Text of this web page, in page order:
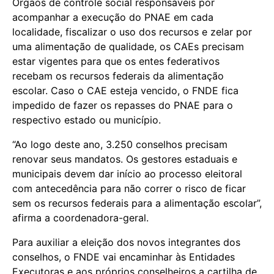
Órgãos de controle social responsáveis por
acompanhar a execução do PNAE em cada
localidade, fiscalizar o uso dos recursos e zelar por
uma alimentação de qualidade, os CAEs precisam
estar vigentes para que os entes federativos
recebam os recursos federais da alimentação
escolar. Caso o CAE esteja vencido, o FNDE fica
impedido de fazer os repasses do PNAE para o
respectivo estado ou município.
“Ao logo deste ano, 3.250 conselhos precisam
renovar seus mandatos. Os gestores estaduais e
municipais devem dar início ao processo eleitoral
com antecedência para não correr o risco de ficar
sem os recursos federais para a alimentação escolar”,
afirma a coordenadora-geral.
Para auxiliar a eleição dos novos integrantes dos
conselhos, o FNDE vai encaminhar às Entidades